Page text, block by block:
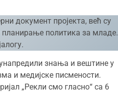
документ пројекта, већ су
политика за младе.
унапредили знања и вештине у
и медијске писмености.
„Рекли смо гласно“ са 6